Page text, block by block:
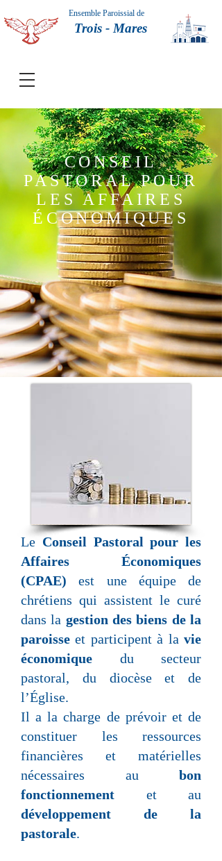
Ensemble Paroissial de
Trois - Mares
CONSEIL
PASTORAL POUR
LES AFFAIRES
ÉCONOMIQUES
Le Conseil Pastoral pour les
Affaires Économiques
(CPAE) est une équipe de
chrétiens qui assistent le curé
dans la gestion des biens de la
paroisse et participent à la vie
économique du secteur
pastoral, du diocèse et de
l’Église.
Il a la charge de prévoir et de
constituer les ressources
financières et matérielles
nécessaires au bon
fonctionnement et au
développement de la
pastorale.